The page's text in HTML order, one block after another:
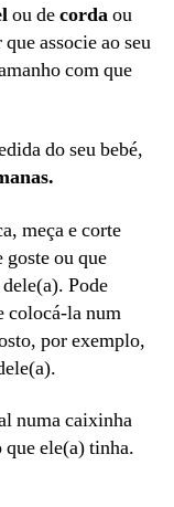
ou decordaou
associe ao seu
com que
do seu bebé,
meça e corte
ou que
Pode
colocá-la num
por exemplo,
numa caixinha
que ele(a) tinha.